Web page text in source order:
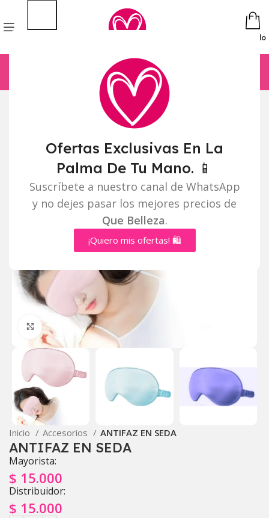
Ofertas Exclusivas En La
Palma De Tu Mano. 📱
Suscríbete a nuestro canal de WhatsApp
y no dejes pasar los mejores precios de
Que Belleza.
¡Quiero mis ofertas! 🛍️
Pedido
Click to enlarge
Inicio Accesorios ANTIFAZ EN SEDA
ANTIFAZ EN SEDA
Mayorista:
$ 15.000
Distribuidor:
$ 15.000